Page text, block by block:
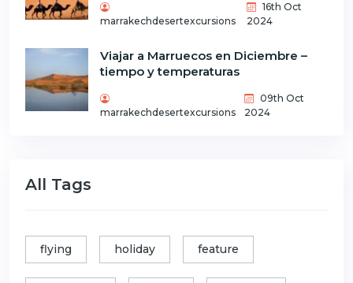
marrakechdesertexcursions
16th Oct
2024
Viajar a Marruecos en Diciembre –
tiempo y temperaturas
marrakechdesertexcursions
09th Oct
2024
All Tags
flying holiday feature